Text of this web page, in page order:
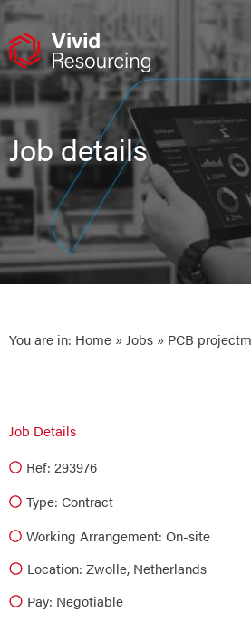
Skip
content
Job details
You are in: Home » Jobs » PCB
Job Details
Ref: 293976
Type: Contract
Working Arrangement: On-site
Location: Zwolle, Netherlands
Pay: Negotiable